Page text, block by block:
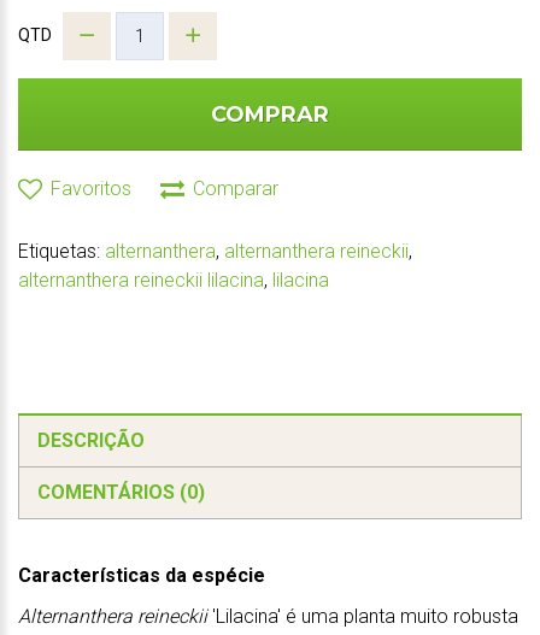
QTD
COMPRAR
Favoritos Comparar
Etiquetas: alternanthera, alternanthera reineckii,
alternanthera reineckii lilacina, lilacina
DESCRIÇÃO
COMENTÁRIOS (0)
Características da espécie
Alternanthera reineckii 'Lilacina' é uma planta muito robusta